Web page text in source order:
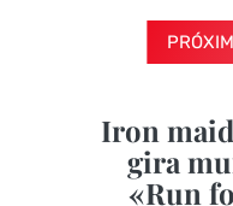
Iron
gira
«Run